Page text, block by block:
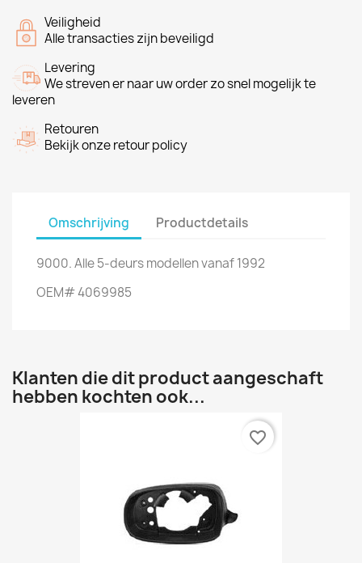
Veiligheid
Alle transacties zijn beveiligd
Levering
We streven er naar uw order zo snel mogelijk te
leveren
Retouren
Bekijk onze retour policy
Omschrijving Productdetails
9000. Alle 5-deurs modellen vanaf 1992
OEM# 4069985
Klanten die dit product aangeschaft
hebben kochten ook...
favorite_border